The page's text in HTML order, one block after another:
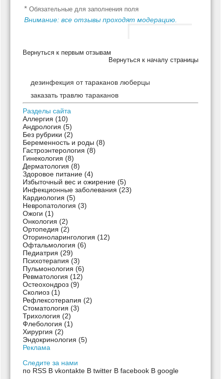
* Обязательные для заполнения поля
Внимание: все отзывы проходят модерацию.
Вернуться к первым отзывам
Вернуться к началу страницы
дезинфекция от тараканов люберцы
заказать травлю тараканов
Разделы сайта
Аллергия (10)
Андрология (5)
Без рубрики (2)
Беременность и роды (8)
Гастроэнтерология (8)
Гинекология (8)
Дерматология (8)
Здоровое питание (4)
Избыточный вес и ожирение (5)
Инфекционные заболевания (23)
Кардиология (5)
Невропатология (3)
Ожоги (1)
Онкология (2)
Ортопедия (2)
Оториноларингология (12)
Офтальмология (6)
Педиатрия (29)
Психотерапия (3)
Пульмонология (6)
Ревматология (12)
Остеохондроз (9)
Сколиоз (1)
Рефлексотерапия (2)
Стоматология (3)
Трихология (2)
Флебология (1)
Хирургия (2)
Эндокринология (5)
Реклама
Следите за нами
по RSS В vkontakte В twitter В facebook В google